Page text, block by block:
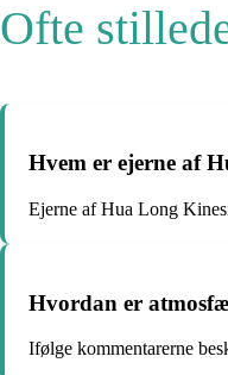
Ofte
Hvem er ejerne af
Ejerne af Hua Long
Hvordan er
Ifølge kommentarerne